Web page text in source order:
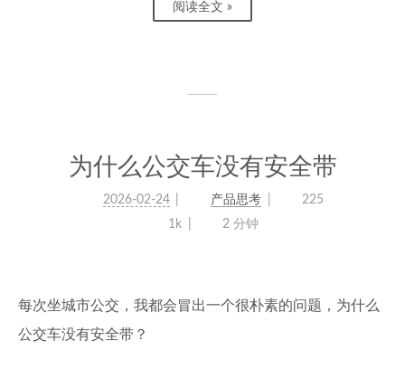
阅读全文 »
为什么公交车没有安全带
2026-02-24 产品思考
225
1k
2 分钟
每次坐城市公交，我都会冒出一个很朴素的问题，为什么
公交车没有安全带？